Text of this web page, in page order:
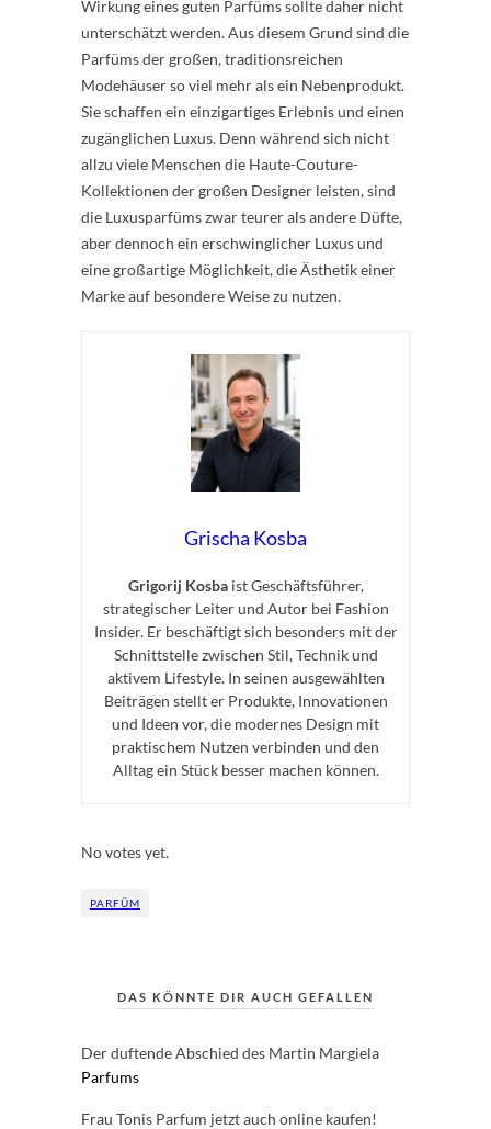
Wirkung eines guten Parfüms sollte daher nicht
unterschätzt werden. Aus diesem Grund sind die
Parfüms der großen, traditionsreichen
Modehäuser so viel mehr als ein Nebenprodukt.
Sie schaffen ein einzigartiges Erlebnis und einen
zugänglichen Luxus. Denn während sich nicht
allzu viele Menschen die Haute-Couture-
Kollektionen der großen Designer leisten, sind
die Luxusparfüms zwar teurer als andere Düfte,
aber dennoch ein erschwinglicher Luxus und
eine großartige Möglichkeit, die Ästhetik einer
Marke auf besondere Weise zu nutzen.
Grischa Kosba
Grigorij Kosbaist Geschäftsführer,
strategischer Leiter und Autor bei Fashion
Insider. Er beschäftigt sich besonders mit der
Schnittstelle zwischen Stil, Technik und
aktivem Lifestyle. In seinen ausgewählten
Beiträgen stellt er Produkte, Innovationen
und Ideen vor, die modernes Design mit
praktischem Nutzen verbinden und den
Alltag ein Stück besser machen können.
No votes yet.
PARFÜM
DAS KÖNNTE DIR AUCH GEFALLEN
Der duftende Abschied des Martin Margiela
Parfums
Frau Tonis Parfum jetzt auch online kaufen!